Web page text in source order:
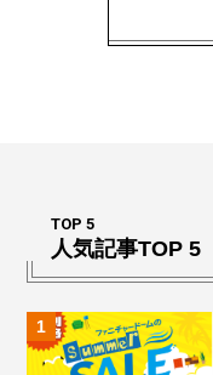
TOP 5
人気記事TOP 5